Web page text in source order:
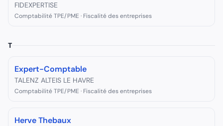
FIDEXPERTISE
Comptabilité TPE/PME · Fiscalité des entreprises
T
Expert-Comptable
TALENZ ALTEIS LE HAVRE
Comptabilité TPE/PME · Fiscalité des entreprises
Herve Thebaux